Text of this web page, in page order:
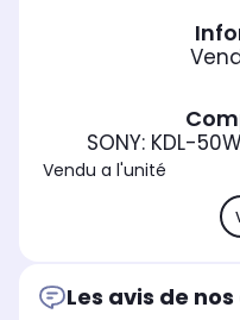
SONY: KDL-
Vendu a l'unité
Les avis de